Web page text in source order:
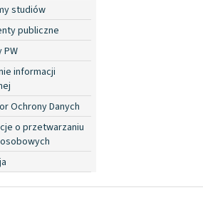
studiów
publiczne
PW
informacji
Ochrony Danych
o przetwarzaniu